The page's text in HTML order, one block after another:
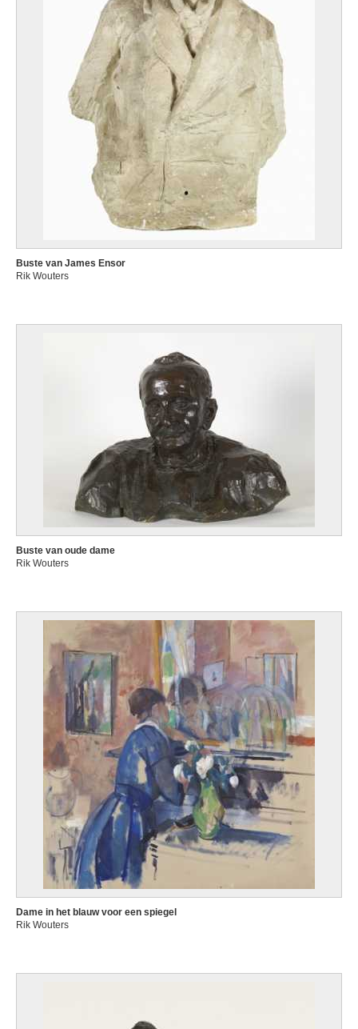
Buste van James Ensor
Rik Wouters
Buste van oude dame
Rik Wouters
Dame in het blauw voor een spiegel
Rik Wouters